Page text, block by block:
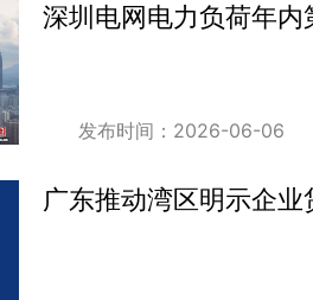
深圳电网电力负荷年内
发布时间：2026-06-06
广东推动湾区明示企